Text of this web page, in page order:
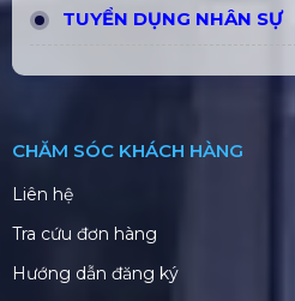
TUYỂN DỤNG NHÂN SỰ
CHĂM SÓC KHÁCH HÀNG
Liên hệ
Tra cứu đơn hàng
Hướng dẫn đăng ký